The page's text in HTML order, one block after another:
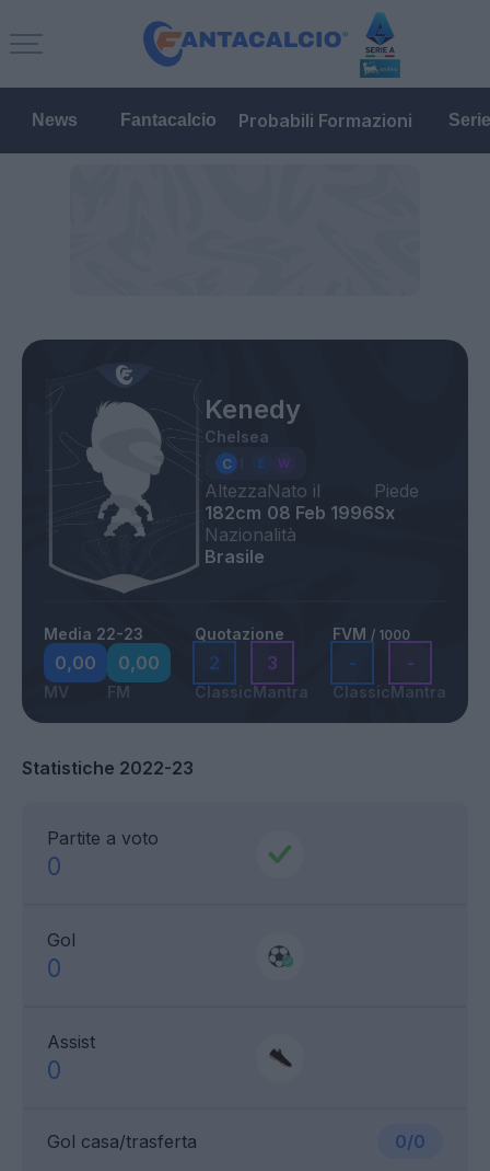
News Fantacalcio Probabili Formazioni
Kenedy
Chelsea
Altezza
182cm
Nato il
08 Feb 1996
Piede
Sx
Nazionalità
Brasile
Media 22-23
0,00
MV
0,00
FM
Quotazione
2
Classic
3
Mantra
FVM / 1000
-
Classic
-
Mantra
Statistiche 2022-23
Partite a voto
0
Gol
0
Assist
0
Gol casa/trasferta 0/0